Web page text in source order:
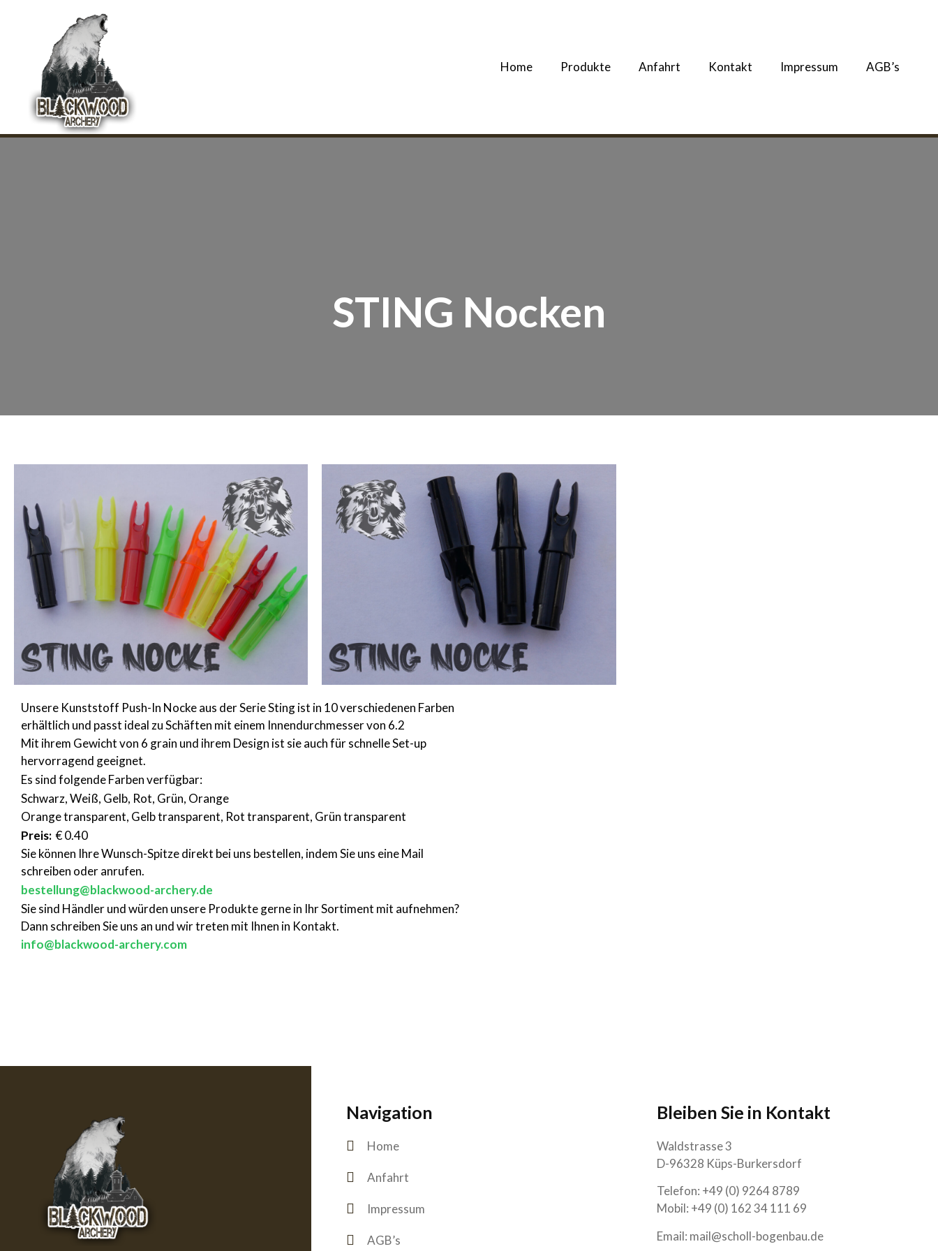
Home Produkte Anfahrt Kontakt Impressum AGB’s
STING Nocken
Unsere Kunststoff Push-In Nocke aus der Serie Sting ist in 10 verschiedenen Farben
erhältlich und passt ideal zu Schäften mit einem Innendurchmesser von 6.2
Mit ihrem Gewicht von 6 grain und ihrem Design ist sie auch für schnelle Set-up
hervorragend geeignet.
Es sind folgende Farben verfügbar:
Schwarz, Weiß, Gelb, Rot, Grün, Orange
Orange transparent, Gelb transparent, Rot transparent, Grün transparent
Preis:€ 0.40
Sie können Ihre Wunsch-Spitze direkt bei uns bestellen, indem Sie uns eine Mail
schreiben oder anrufen.
bestellung@blackwood-archery.de
Sie sind Händler und würden unsere Produkte gerne in Ihr Sortiment mit aufnehmen?
Dann schreiben Sie uns an und wir treten mit Ihnen in Kontakt.
info@blackwood-archery.com
Navigation
Home
Anfahrt
Impressum
AGB’s
Bleiben Sie in Kontakt
Waldstrasse 3
D-96328 Küps-Burkersdorf
Telefon: +49 (0) 9264 8789
Mobil: +49 (0) 162 34 111 69
Email: mail@scholl-bogenbau.de